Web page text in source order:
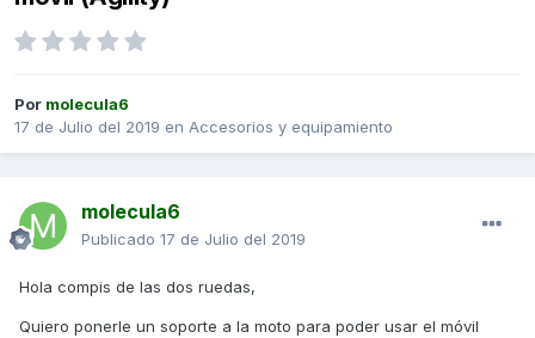
Por molecula6
17 de Julio del 2019 en Accesorios y equipamiento
molecula6
Publicado 17 de Julio del 2019
Hola compis de las dos ruedas,
Quiero ponerle un soporte a la moto para poder usar el móvil